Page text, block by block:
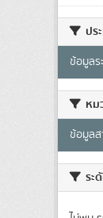
ปร
ข้อมูลร
หม
ข้อมูล
ระ